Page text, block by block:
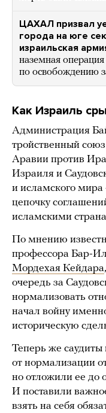
ЦАХАЛ призвал
города на юге
израильская
наземная
по освобождению
Как Израиль
Администрация
тройственный
Аравии против
Израиля и
и исламского
цепочку
исламскими
По мнению
профессора Бар-
Мордехая Кейдара
очередь за
нормализовать
начал войну
историческую
Теперь же саудиты
от нормализации
но отложили ее до
И поставили
взять на себя